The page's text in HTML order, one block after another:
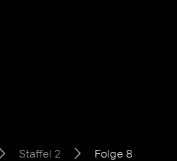
Staffel 2 Folge 8